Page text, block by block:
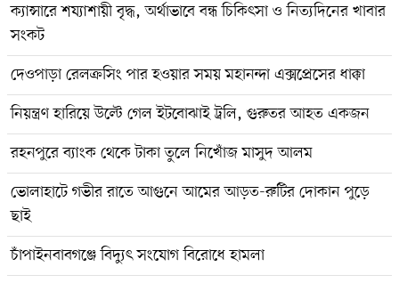
ক্যান্সারে শয্যাশায়ী বৃদ্ধ, অর্থাভাবে বন্ধ চিকিৎসা ও নিত্যদিনের খাবার
সংকট
দেওপাড়া রেলক্রসিং পার হওয়ার সময় মহানন্দা এক্সপ্রেসের ধাক্কা
নিয়ন্ত্রণ হারিয়ে উল্টে গেল ইটবোঝাই ট্রলি, গুরুতর আহত একজন
রহনপুরে ব্যাংক থেকে টাকা তুলে নিখোঁজ মাসুদ আলম
ভোলাহাটে গভীর রাতে আগুনে আমের আড়ত-রুটির দোকান পুড়ে
ছাই
চাঁপাইনবাবগঞ্জে বিদ্যুৎ সংযোগ বিরোধে হামলা